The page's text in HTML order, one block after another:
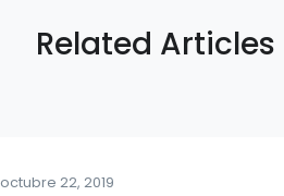
Related Articles
octubre 22, 2019